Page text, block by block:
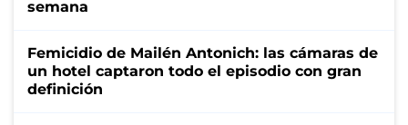
semana
Femicidio de Mailén Antonich: las cámaras de
un hotel captaron todo el episodio con gran
definición